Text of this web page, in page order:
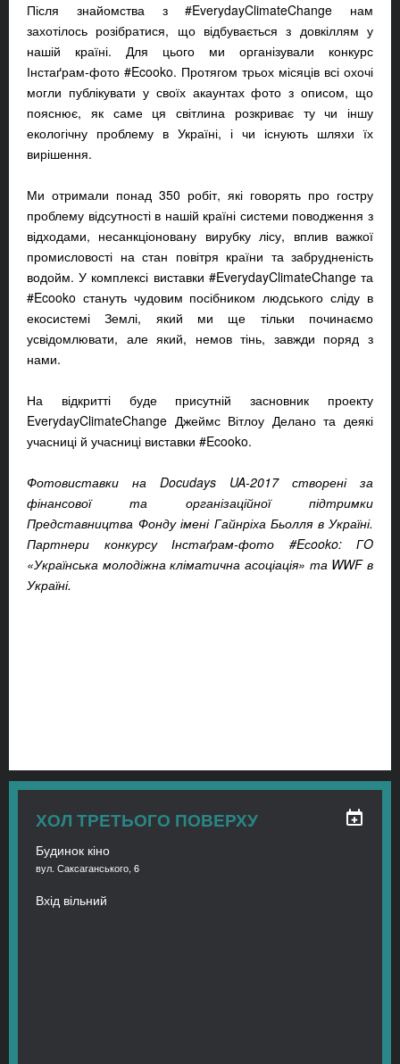
Після знайомства з #EverydayClimateChange нам
захотілось розібратися, що відбувається з довкіллям у
нашій країні. Для цього ми організували конкурс
Інстаґрам-фото #Ecooko. Протягом трьох місяців всі охочі
могли публікувати у своїх акаунтах фото з описом, що
пояснює, як саме ця світлина розкриває ту чи іншу
екологічну проблему в Україні, і чи існують шляхи їх
вирішення.
Ми отримали понад 350 робіт, які говорять про гостру
проблему відсутності в нашій країні системи поводження з
відходами, несанкціоновану вирубку лісу, вплив важкої
промисловості на стан повітря країни та забрудненість
водойм. У комплексі виставки #EverydayClimateChange та
#Ecooko стануть чудовим посібником людського сліду в
екосистемі Землі, який ми ще тільки починаємо
усвідомлювати, але який, немов тінь, завжди поряд з
нами.
На відкритті буде присутній засновник проекту
EverydayClimateChange Джеймс Вітлоу Делано та деякі
учасниці й учасниці виставки #Ecooko.
Фотовиставки на Docudays UA-2017 створені за
фінансової та організаційної підтримки
Представництва Фонду імені Гайнріха Бьолля в Україні.
Партнери конкурсу Інстаґрам-фото #Eсooko: ГO
«Українська молодіжна кліматична асоціація» та WWF в
Україні.
ХОЛ ТРЕТЬОГО ПОВЕРХУ
Будинок кіно
вул. Саксаганського, 6
Вхід вільний